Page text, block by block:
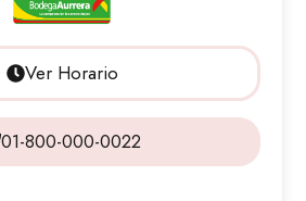
Ver Horario
01-800-000-0022